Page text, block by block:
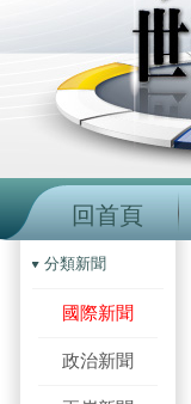
回首頁
分類新聞
國際新聞
政治新聞